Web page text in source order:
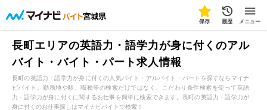
宮城県
保存 履歴 メニュー
長町エリアの英語力・語学力が身に付くのアル
バイト・バイト・パート求人情報
長町の英語力・語学力が身に付くの人気バイト・アルバイト・パートを探すならマイナ
ビバイト。勤務地や駅、職種等の検索だけではなく、こだわり条件検索を使って英語
力・語学力が身に付くに関するお仕事を簡単に検索できます。長町の英語力・語学力が
身に付くのお仕事探しはマイナビバイトで検索！